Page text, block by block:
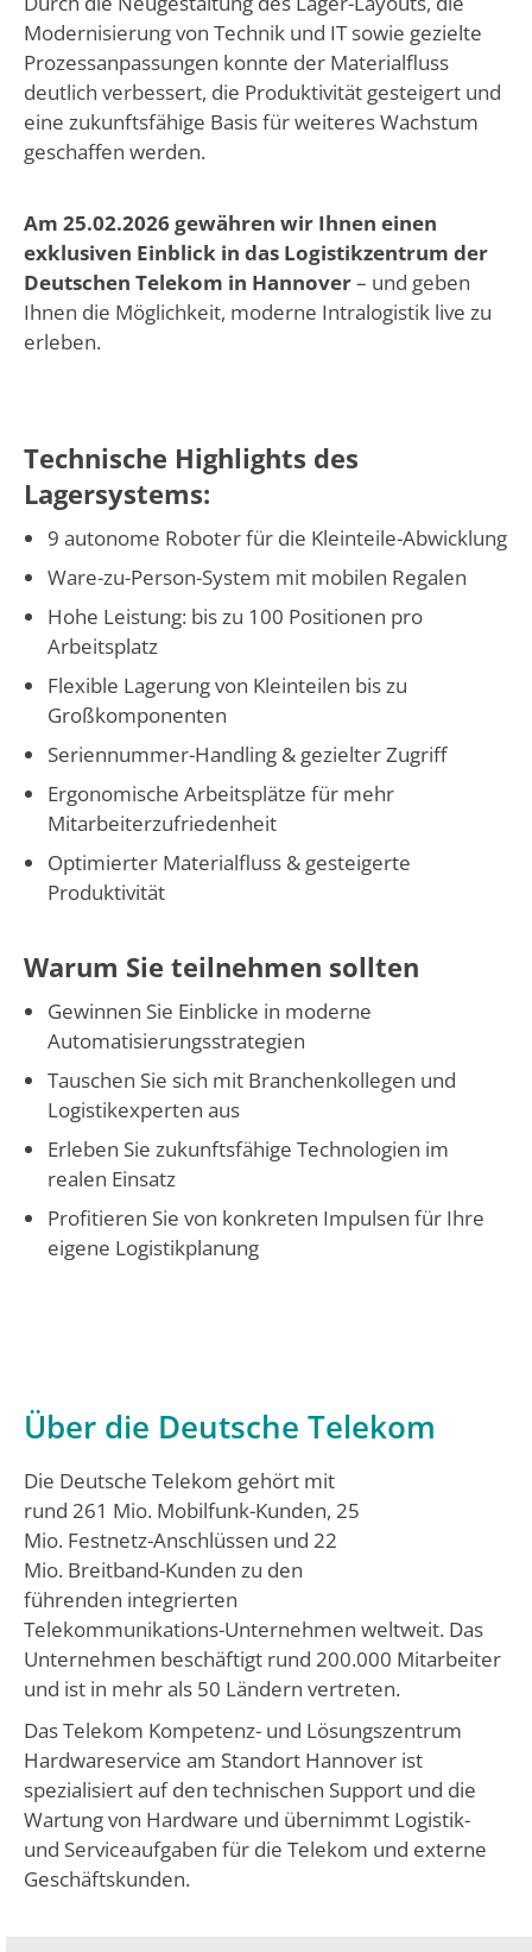
Modernisierung von Technik und IT sowie gezielte
Prozessanpassungen konnte der Materialfluss
deutlich verbessert, die Produktivität gesteigert und
eine zukunftsfähige Basis für weiteres Wachstum
geschaffen werden.
Am 25.02.2026 gewähren wir Ihnen einen
exklusiven Einblick in das Logistikzentrum der
Deutschen Telekom in Hannover– und geben
Ihnen die Möglichkeit, moderne Intralogistik live zu
erleben.
Technische Highlights des
Lagersystems:
9 autonome Roboter für die Kleinteile-Abwicklung
Ware-zu-Person-System mit mobilen Regalen
Hohe Leistung: bis zu 100 Positionen pro
Arbeitsplatz
Flexible Lagerung von Kleinteilen bis zu
Großkomponenten
Seriennummer-Handling & gezielter Zugriff
Ergonomische Arbeitsplätze für mehr
Mitarbeiterzufriedenheit
Optimierter Materialfluss & gesteigerte
Produktivität
Warum Sie teilnehmen sollten
Gewinnen Sie Einblicke in moderne
Automatisierungsstrategien
Tauschen Sie sich mit Branchenkollegen und
Logistikexperten aus
Erleben Sie zukunftsfähige Technologien im
realen Einsatz
Profitieren Sie von konkreten Impulsen für Ihre
eigene Logistikplanung
Über die Deutsche Telekom
Die Deutsche Telekom gehört mit
rund 261 Mio. Mobilfunk-Kunden, 25
Mio. Festnetz-Anschlüssen und 22
Mio. Breitband-Kunden zu den
führenden integrierten
Telekommunikations-Unternehmen weltweit. Das
Unternehmen beschäftigt rund 200.000 Mitarbeiter
und ist in mehr als 50 Ländern vertreten.
Das Telekom Kompetenz- und Lösungszentrum
Hardwareservice am Standort Hannover ist
spezialisiert auf den technischen Support und die
Wartung von Hardware und übernimmt Logistik-
und Serviceaufgaben für die Telekom und externe
Geschäftskunden.